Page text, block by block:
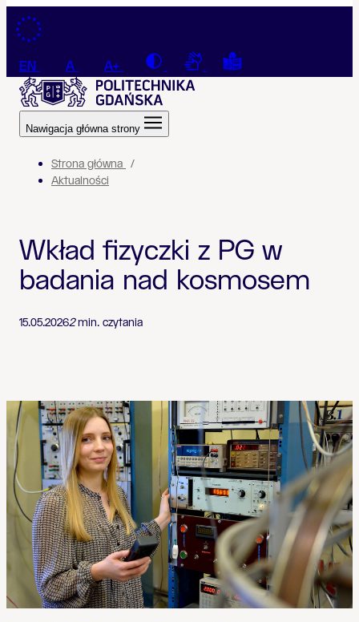
Przejdź do treści
EN A A+ Contrast Connection with a sign
Tekst łatwy do
Nawigacja główna strony
Strona główna
Aktualności
Wkład fizyczki z PG w
badania nad kosmosem
15.05.20262min. czytania